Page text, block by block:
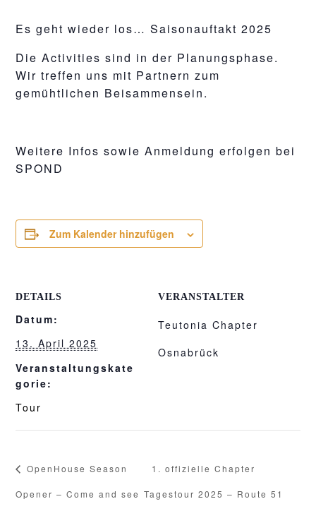
Es geht wieder los… Saisonauftakt 2025
Die Activities sind in der Planungsphase.
Wir treffen uns mit Partnern zum
gemühtlichen Beisammensein.
Weitere Infos sowie Anmeldung erfolgen bei
SPOND
Zum Kalender hinzufügen
DETAILS
Datum:
13. April 2025
Veranstaltungskate
gorie:
Tour
VERANSTALTER
Teutonia Chapter
Osnabrück
OpenHouse Season
Opener – Come and see
1. offizielle Chapter
Tagestour 2025 – Route 51